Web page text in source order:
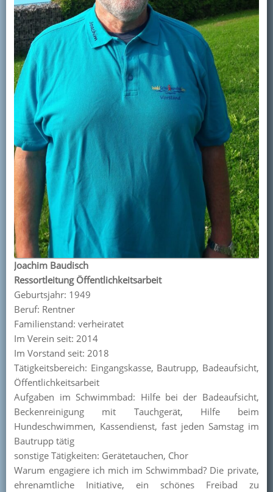
Joachim Baudisch
Ressortleitung Öffentlichkeitsarbeit
Geburtsjahr: 1949
Beruf: Rentner
Familienstand: verheiratet
Im Verein seit: 2014
Im Vorstand seit: 2018
Tätigkeitsbereich: Eingangskasse, Bautrupp, Badeaufsicht,
Öffentlichkeitsarbeit
Aufgaben im Schwimmbad: Hilfe bei der Badeaufsicht,
Beckenreinigung mit Tauchgerät, Hilfe beim
Hundeschwimmen, Kassendienst, fast jeden Samstag im
Bautrupp tätig
sonstige Tätigkeiten: Gerätetauchen, Chor
Warum engagiere ich mich im Schwimmbad? Die private,
ehrenamtliche Initiative, ein schönes Freibad zu